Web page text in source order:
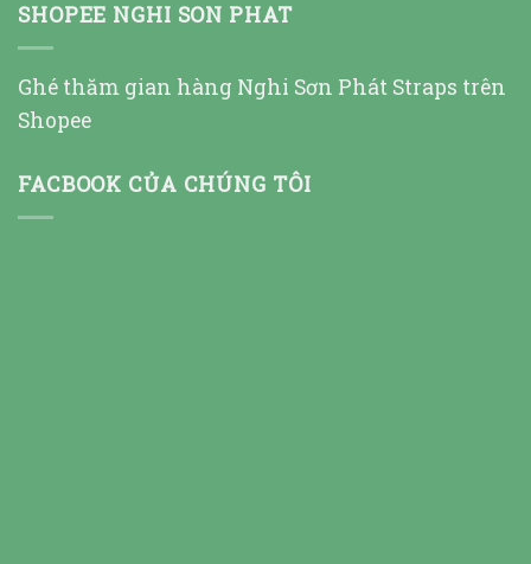
SHOPEE NGHI SON PHAT
Ghé thăm gian hàng Nghi Sơn Phát Straps trên
Shopee
FACBOOK CỦA CHÚNG TÔI